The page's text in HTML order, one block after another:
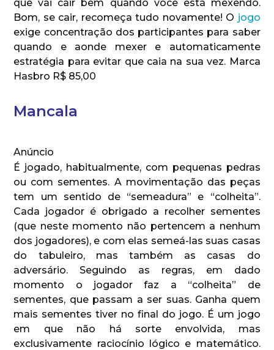
que vai cair bem quando você está mexendo.
Bom, se cair, recomeça tudo novamente! O jogo
exige concentração dos participantes para saber
quando e aonde mexer e automaticamente
estratégia para evitar que caia na sua vez. Marca
Hasbro R$ 85,00
Mancala
Anúncio
É jogado, habitualmente, com pequenas pedras
ou com sementes. A movimentação das peças
tem um sentido de “semeadura” e “colheita”.
Cada jogador é obrigado a recolher sementes
(que neste momento não pertencem a nenhum
dos jogadores), e com elas semeá-las suas casas
do tabuleiro, mas também as casas do
adversário. Seguindo as regras, em dado
momento o jogador faz a “colheita” de
sementes, que passam a ser suas. Ganha quem
mais sementes tiver no final do jogo. É um jogo
em que não há sorte envolvida, mas
exclusivamente raciocínio lógico e matemático.